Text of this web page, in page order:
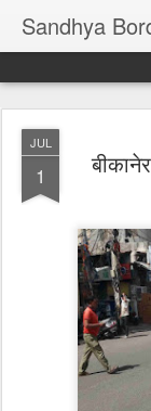
Sandhya
JUL
1